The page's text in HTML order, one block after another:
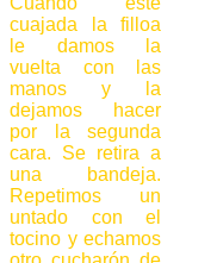
cuajada la filloa
le damos la
vuelta con las
manos y la
dejamos hacer
por la segunda
cara. Se retira a
una bandeja.
Repetimos un
untado con el
tocino y echamos